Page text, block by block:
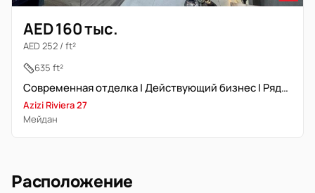
AED 160 тыс.
AED 252 / ft²
635 ft²
Современная отделка | Действующий бизнес | Рядом паркинг
Azizi Riviera 27
Мейдан
Расположение